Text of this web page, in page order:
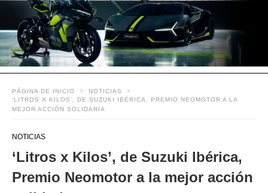
PÁGINA DE INICIO
NOTICIAS
‘LITROS X KILOS’, DE SUZUKI IBÉRICA, PREMIO NEOMOTOR A LA
MEJOR ACCIÓN SOLIDARIA
NOTICIAS
‘Litros x Kilos’, de Suzuki Ibérica,
Premio Neomotor a la mejor acción